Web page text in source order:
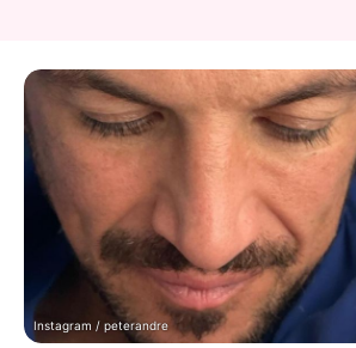
Instagram / peterandre